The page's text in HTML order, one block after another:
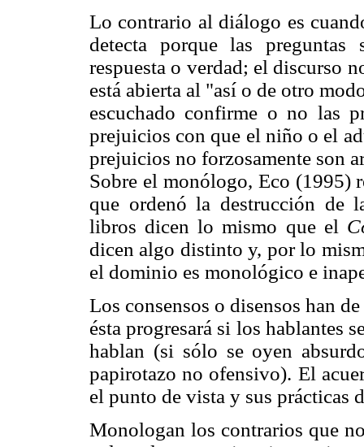
Lo contrario al diálogo es
detecta porque las preguntas
respuesta o verdad; el discurso
está abierta al "así o de otro
escuchado confirme o no las
prejuicios con que el niño o el
prejuicios no forzosamente son
Sobre el monólogo, Eco (1995)
que ordenó la destrucción de
libros dicen lo mismo que el
dicen algo distinto y, por lo
el dominio es monológico e
Los consensos o disensos han
ésta progresará si los hablantes
hablan (si sólo se oyen
papirotazo no ofensivo). El
el punto de vista y sus prácticas
Monologan los contrarios que